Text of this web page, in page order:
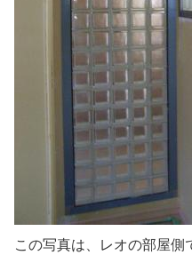
この写真は、レオの部屋側